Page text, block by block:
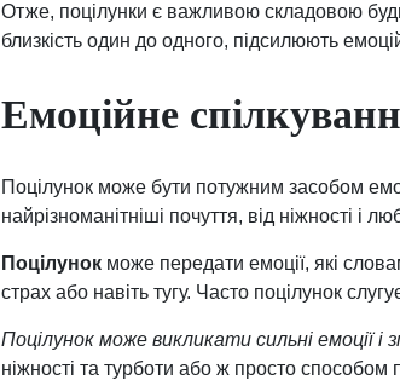
Отже, поцілунки є важливою складовою
близкість один до одного, підсилюють
Емоційне
Поцілунок може бути потужним засобом
найрізноманітніші почуття, від ніжності і
Поцілунок може передати емоції, які
страх або навіть тугу. Часто поцілунок
Поцілунок може викликати сильні емоції і
ніжності та турботи або ж просто способом